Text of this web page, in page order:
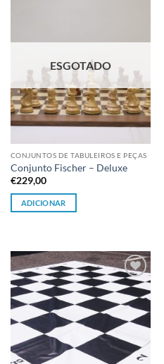
ESGOTADO
CONJUNTOS DE TABULEIROS E PEÇAS
Conjunto Fischer – Deluxe
€229,00
ADICIONAR
Adicionar
à lista de
desejos